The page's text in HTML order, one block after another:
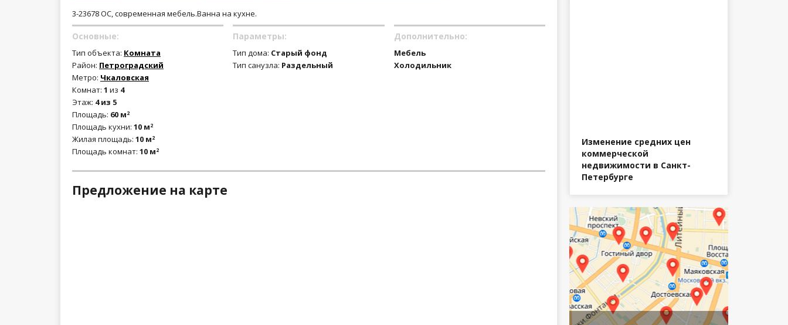
Изменение средних цен
коммерческой
недвижимости в Санкт-
Петербурге
3-23678 ОС, современная мебель.Ванна на кухне.
Основные:
Тип объекта: Комната
Район: Петроградский
Метро: Чкаловская
Комнат: 1 из 4
Этаж: 4 из 5
Площадь: 60 м2
Площадь кухни: 10 м2
Жилая площадь: 10 м2
Площадь комнат: 10 м2
Параметры:
Тип дома: Старый фонд
Тип санузла: Раздельный
Дополнительно:
Мебель
Холодильник
Предложение на карте